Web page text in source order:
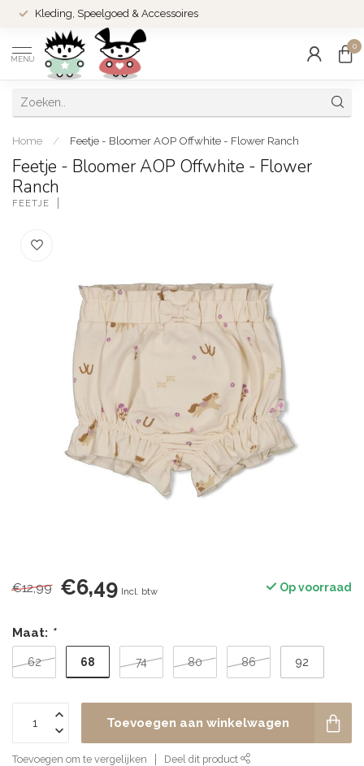
Kleding, Speelgoed & Accessoires
MENU
0
Home / Feetje - Bloomer AOP Offwhite - Flower Ranch
Feetje - Bloomer AOP Offwhite - Flower
Ranch
FEETJE
€12,99 €6,49 Incl. btw Op voorraad
Maat: *
62 68 74 80 86 92
Toevoegen aan winkelwagen
Toevoegen om te vergelijken Deel dit product